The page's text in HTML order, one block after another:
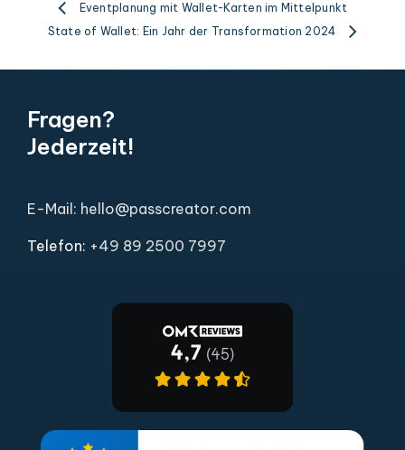
Eventplanung mit Wallet-Karten im Mittelpunkt
State of Wallet: Ein Jahr der Transformation 2024
Fragen?
Jederzeit!
E-Mail: hello@passcreator.com
Telefon: +49 89 2500 7997